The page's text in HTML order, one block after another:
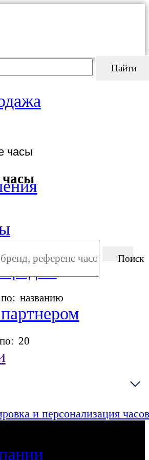
Найти
центр
и персонализация часов
часы
Поиск
названию
20